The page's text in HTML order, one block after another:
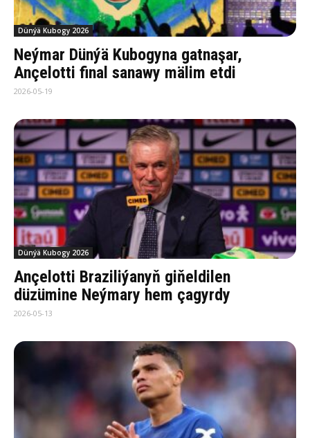
Dünýä Kubogy 2026
Neýmar Dünýä Kubogyna gatnaşar,
Ançelotti final sanawy mälim etdi
2026-05-19
Dünýä Kubogy 2026
Ançelotti Braziliýanyň giňeldilen
düzümine Neýmary hem çagyrdy
2026-05-13